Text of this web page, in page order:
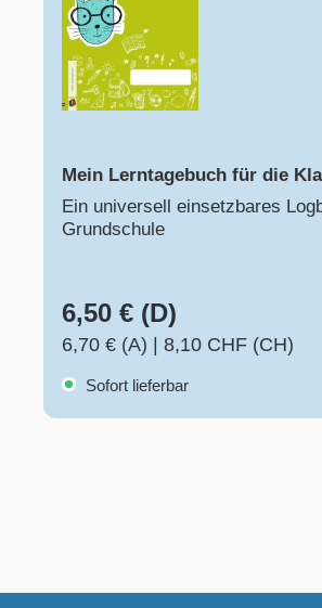
Mein Lerntagebuch für die
Ein universell einsetzbares
Grundschule
6,50 € (D)
6,70 € (A) | 8,10 CHF (CH)
Sofort lieferbar